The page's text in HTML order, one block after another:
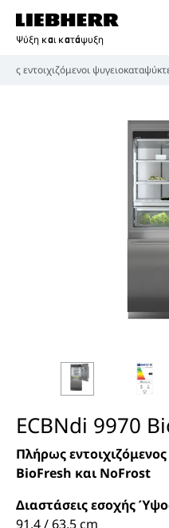
Ψύξη και κατάψυξη
εντοιχιζόμενοι
ECBNdi 9970
Πλήρως
BioFresh και NoFrost
Διαστάσεις εσοχής
91,4 / 63,5cm